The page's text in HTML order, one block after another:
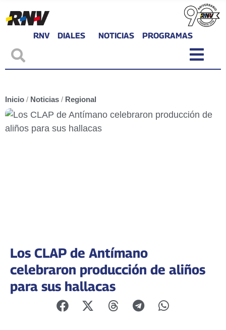
RNV DIALES NOTICIAS PROGRAMAS
Inicio / Noticias / Regional
Los CLAP de Antímano
celebraron producción de aliños
para sus hallacas